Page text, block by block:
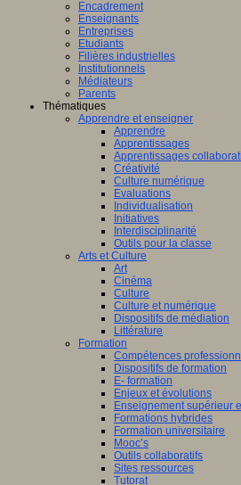
Encadrement
Enseignants
Entreprises
Etudiants
Filières industrielles
Institutionnels
Médiateurs
Parents
Thématiques
Apprendre et enseigner
Apprendre
Apprentissages
Apprentissages
Créativité
Culture numérique
Evaluations
Individualisation
Initiatives
Interdisciplinarité
Outils pour la classe
Arts et Culture
Art
Cinéma
Culture
Culture et numérique
Dispositifs de médiation
Littérature
Formation
Compétences
Dispositifs de formation
E- formation
Enjeux et évolutions
Enseignement supérieur
Formations hybrides
Formation universitaire
Mooc’s
Outils collaboratifs
Sites ressources
Tutorat